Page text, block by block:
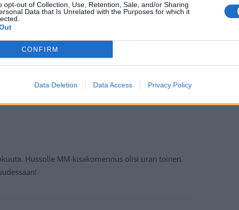
opt-out of Collection, Use, Retention, Sale, and/or Sharing
Data that Is Unrelated with the Purposes for which it
CONFIRM
Data Deletion Data Access Privacy Policy
Mainos:
Hussolle MM-kisakomennus olisi uran toinen.